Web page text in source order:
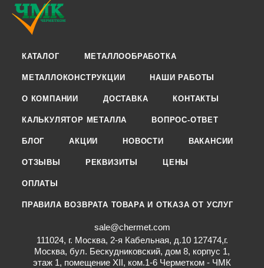
КАТАЛОГ МЕТАЛЛООБРАБОТКА
МЕТАЛЛОКОНСТРУКЦИИ НАШИ РАБОТЫ
О КОМПАНИИ ДОСТАВКА КОНТАКТЫ
КАЛЬКУЛЯТОР МЕТАЛЛА ВОПРОС-ОТВЕТ
БЛОГ АКЦИИ НОВОСТИ ВАКАНСИИ
ОТЗЫВЫ РЕКВИЗИТЫ ЦЕНЫ
ОПЛАТЫ
ПРАВИЛА ВОЗВРАТА ТОВАРА И ОТКАЗА ОТ УСЛУГ
sale@chermet.com
111024, г. Москва, 2-я Кабельная, д.10 127474,г.
Москва, бул. Бескудниковский, дом 8, корпус 1,
этаж 1, помещение XII, ком.1-6 Черметком - ЧМК